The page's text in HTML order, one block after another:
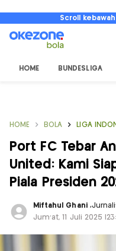
Scroll
HOME BUNDESLIGA
HOME BOLA LIGA
Port FC Tebar
United: Kami
Piala Presiden
Miftahul Ghani ,
Jum'at, 11 Juli 2025